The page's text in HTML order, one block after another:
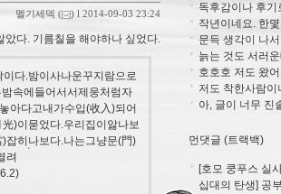
멜기세덱 ( ) l 2014-09-03 23:24
다. 기름칠을 해야하나 싶었다.
다.밤이사나운꾸지람으로
속에들어서서제웅처럼자
아다고내가수입(收入)되어
)이묻었다.우리집이앓나보
잡히나보다.나는그냥문(門)
려
독후감이나 후기
작년이네요. 한
문득 생각이 나
늙는 것도 서러
호호호 저도 왔
저도 착한사람이
아, 글이 너무 진
먼댓글 (트랙백)
[호모 쿵푸스 실
십대의 탄생] 공